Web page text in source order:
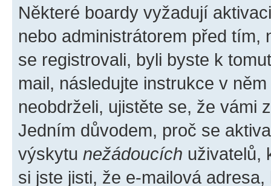
Některé boardy vyžadují
nebo administrátorem před tím,
se registrovali, byli byste k
mail, následujte instrukce v
neobdrželi, ujistěte se, že vámi
Jedním důvodem, proč se
výskytu nežádoucích uživatelů,
si jste jisti, že e-mailová